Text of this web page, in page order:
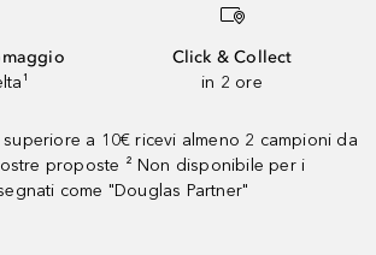
Click & Collect
in 2 ore
a 10€ ricevi almeno 2 campioni da
proposte ² Non disponibile per i
come "Douglas Partner"